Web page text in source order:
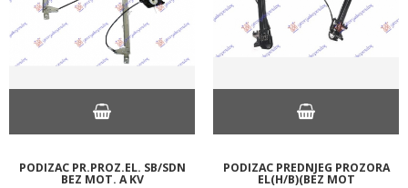
PODIZAC PR.PROZ.EL. SB/SDN
BEZ MOT. A KV
PODIZAC PREDNJEG PROZORA
EL(H/B)(BEZ MOT